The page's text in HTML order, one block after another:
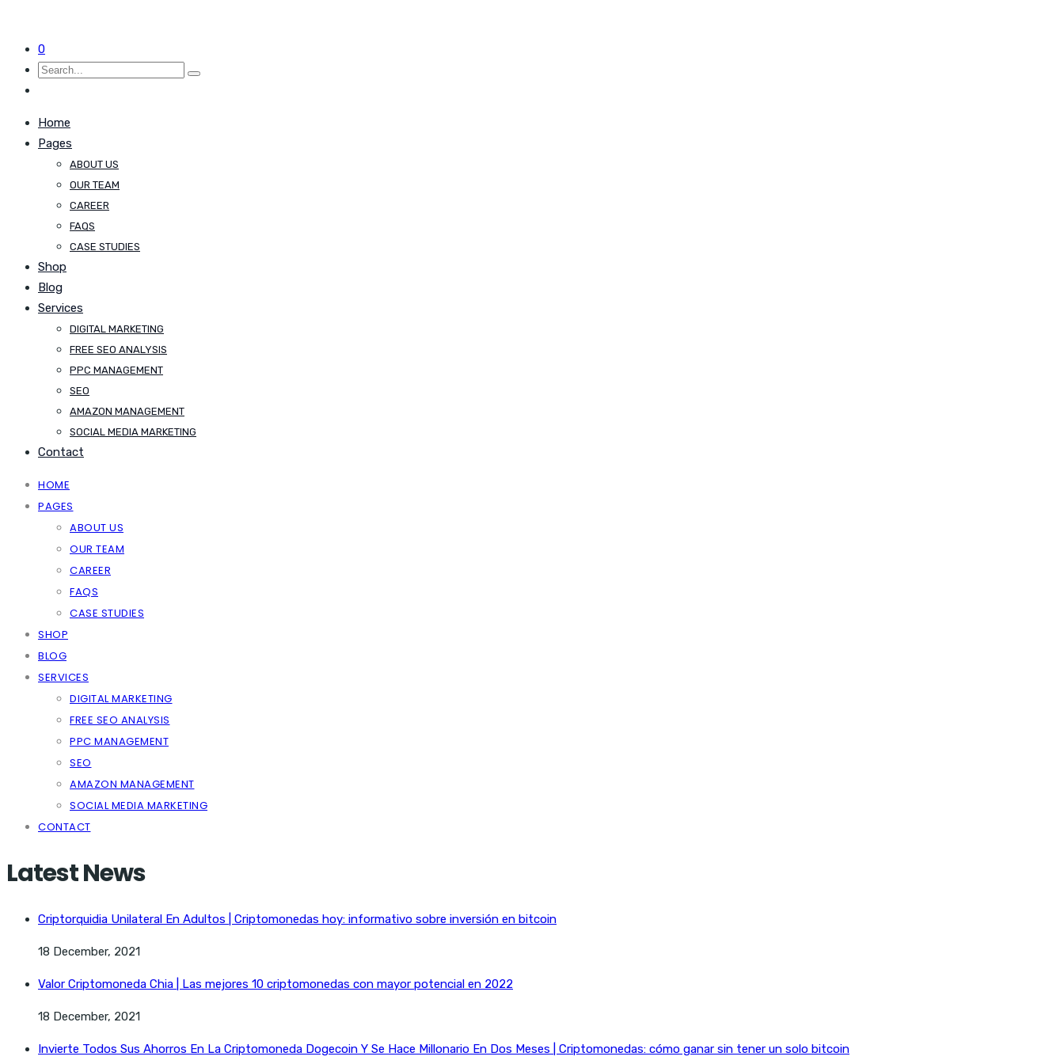
0
Home
Pages
ABOUT US
OUR TEAM
CAREER
FAQS
CASE STUDIES
Shop
Blog
Services
DIGITAL MARKETING
FREE SEO ANALYSIS
PPC MANAGEMENT
SEO
AMAZON MANAGEMENT
SOCIAL MEDIA MARKETING
Contact
HOME
PAGES
ABOUT US
OUR TEAM
CAREER
FAQS
CASE STUDIES
SHOP
BLOG
SERVICES
DIGITAL MARKETING
FREE SEO ANALYSIS
PPC MANAGEMENT
SEO
AMAZON MANAGEMENT
SOCIAL MEDIA MARKETING
CONTACT
Latest News
Criptorquidia Unilateral En Adultos | Criptomonedas hoy: informativo sobre inversión en bitcoin
18 December, 2021
Valor Criptomoneda Chia | Las mejores 10 criptomonedas con mayor potencial en 2022
18 December, 2021
Invierte Todos Sus Ahorros En La Criptomoneda Dogecoin Y Se Hace Millonario En Dos Meses | Criptomonedas: cómo ganar sin tener un solo bitcoin